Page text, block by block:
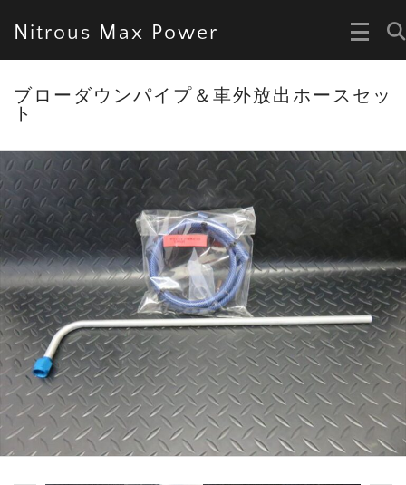
Nitrous Max Power
ブローダウンパイプ＆車外放出ホースセッ
ト